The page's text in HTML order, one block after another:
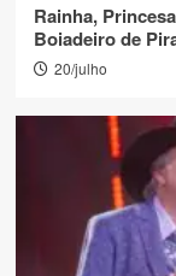
Rainha,
Boiadeiro de
20/julho